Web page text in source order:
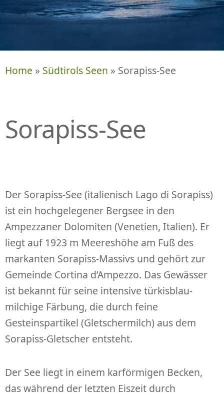
P
R
N
Home » Südtirols Seen » Sorapiss-See
Sorapiss-See
Der Sorapiss-See (italienisch Lago di Sorapiss)
ist ein hochgelegener Bergsee in den
Ampezzaner Dolomiten (Venetien, Italien). Er
liegt auf 1923 m Meereshöhe am Fuß des
markanten Sorapiss-Massivs und gehört zur
Gemeinde Cortina d’Ampezzo. Das Gewässer
ist bekannt für seine intensive türkisblau-
milchige Färbung, die durch feine
Gesteinspartikel (Gletschermilch) aus dem
Sorapiss-Gletscher entsteht.
Der See liegt in einem karförmigen Becken,
das während der letzten Eiszeit durch